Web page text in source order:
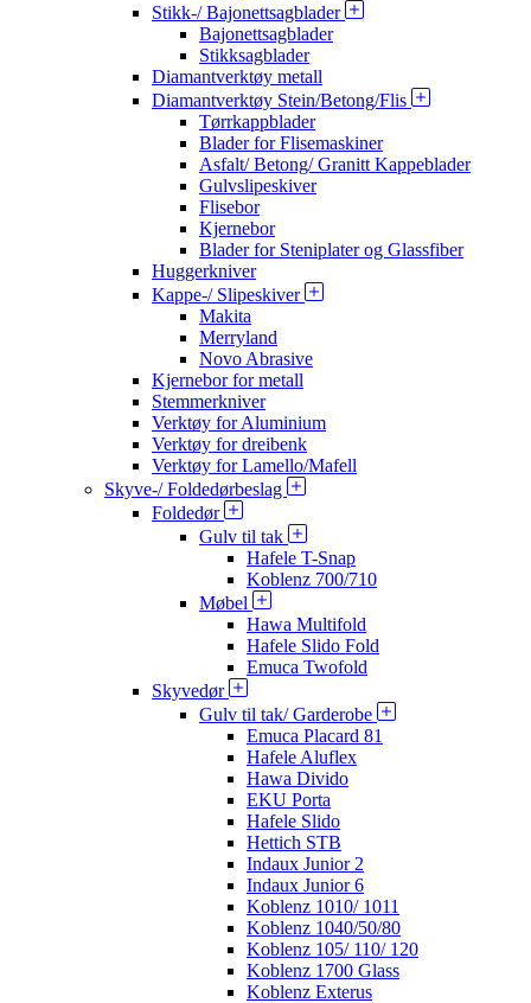
Stikk-/ Bajonettsagblader
Bajonettsagblader
Stikksagblader
Diamantverktøy metall
Diamantverktøy Stein/Betong/Flis
Tørrkappblader
Blader for Flisemaskiner
Asfalt/ Betong/ Granitt Kappeblader
Gulvslipeskiver
Flisebor
Kjernebor
Blader for Steniplater og Glassfiber
Huggerkniver
Kappe-/ Slipeskiver
Makita
Merryland
Novo Abrasive
Kjernebor for metall
Stemmerkniver
Verktøy for Aluminium
Verktøy for dreibenk
Verktøy for Lamello/Mafell
Skyve-/ Foldedørbeslag
Foldedør
Gulv til tak
Hafele T-Snap
Koblenz 700/710
Møbel
Hawa Multifold
Hafele Slido Fold
Emuca Twofold
Skyvedør
Gulv til tak/ Garderobe
Emuca Placard 81
Hafele Aluflex
Hawa Divido
EKU Porta
Hafele Slido
Hettich STB
Indaux Junior 2
Indaux Junior 6
Koblenz 1010/ 1011
Koblenz 1040/50/80
Koblenz 105/ 110/ 120
Koblenz 1700 Glass
Koblenz Exterus